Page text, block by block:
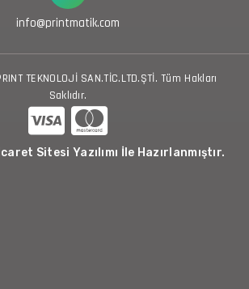
info@printmatik.com
TEKNOLOJİ SAN.TİC.LTD.ŞTİ. Tüm Hakları
Saklıdır.
Sitesi Yazılımı İle Hazırlanmıştır.